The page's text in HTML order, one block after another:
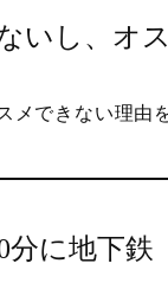
いし、オ
メできない理由
分に地下鉄